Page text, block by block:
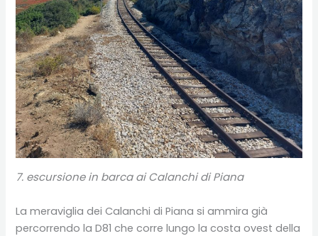
7. escursione in barca ai Calanchi di Piana
La meraviglia dei Calanchi di Piana si ammira già
percorrendo la D81 che corre lungo la costa ovest della